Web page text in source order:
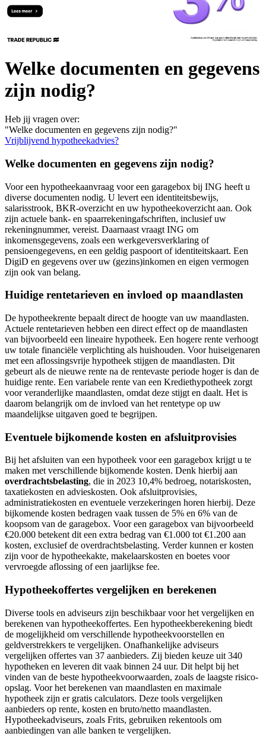
Welke documenten en gegevens
zijn nodig?
Heb jij vragen over:
"Welke documenten en gegevens zijn nodig?"
Vrijblijvend hypotheekadvies?
Welke documenten en gegevens zijn nodig?
Voor een hypotheekaanvraag voor een garagebox bij ING heeft u
diverse documenten nodig. U levert een identiteitsbewijs,
salarisstrook, BKR-overzicht en uw hypotheekoverzicht aan. Ook
zijn actuele bank- en spaarrekeningafschriften, inclusief uw
rekeningnummer, vereist. Daarnaast vraagt ING om
inkomensgegevens, zoals een werkgeversverklaring of
pensioengegevens, en een geldig paspoort of identiteitskaart. Een
DigiD en gegevens over uw (gezins)inkomen en eigen vermogen
zijn ook van belang.
Huidige rentetarieven en invloed op maandlasten
De hypotheekrente bepaalt direct de hoogte van uw maandlasten.
Actuele rentetarieven hebben een direct effect op de maandlasten
van bijvoorbeeld een lineaire hypotheek. Een hogere rente verhoogt
uw totale financiële verplichting als huishouden. Voor huiseigenaren
met een aflossingsvrije hypotheek stijgen de maandlasten. Dit
gebeurt als de nieuwe rente na de rentevaste periode hoger is dan de
huidige rente. Een variabele rente van een Krediethypotheek zorgt
voor veranderlijke maandlasten, omdat deze stijgt en daalt. Het is
daarom belangrijk om de invloed van het rentetype op uw
maandelijkse uitgaven goed te begrijpen.
Eventuele bijkomende kosten en afsluitprovisies
Bij het afsluiten van een hypotheek voor een garagebox krijgt u te
maken met verschillende bijkomende kosten. Denk hierbij aan
overdrachtsbelasting, die in 2023 10,4% bedroeg, notariskosten,
taxatiekosten en advieskosten. Ook afsluitprovisies,
administratiekosten en eventuele verzekeringen horen hierbij. Deze
bijkomende kosten bedragen vaak tussen de 5% en 6% van de
koopsom van de garagebox. Voor een garagebox van bijvoorbeeld
€20.000 betekent dit een extra bedrag van €1.000 tot €1.200 aan
kosten, exclusief de overdrachtsbelasting. Verder kunnen er kosten
zijn voor de hypotheekakte, makelaarskosten en boetes voor
vervroegde aflossing of een jaarlijkse fee.
Hypotheekoffertes vergelijken en berekenen
Diverse tools en adviseurs zijn beschikbaar voor het vergelijken en
berekenen van hypotheekoffertes. Een hypotheekberekening biedt
de mogelijkheid om verschillende hypotheekvoorstellen en
geldverstrekkers te vergelijken. Onafhankelijke adviseurs
vergelijken offertes van 37 aanbieders. Zij bieden keuze uit 340
hypotheken en leveren dit vaak binnen 24 uur. Dit helpt bij het
vinden van de beste hypotheekvoorwaarden, zoals de laagste risico-
opslag. Voor het berekenen van maandlasten en maximale
hypotheek zijn er gratis calculators. Deze tools vergelijken
aanbieders op rente, kosten en bruto/netto maandlasten.
Hypotheekadviseurs, zoals Frits, gebruiken rekentools om
aanbiedingen van alle banken te vergelijken.